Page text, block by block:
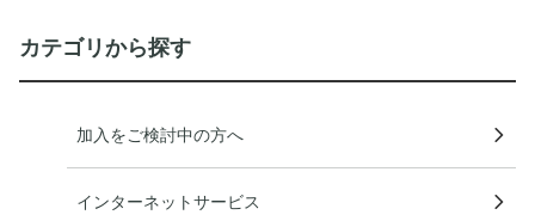
カテゴリから探す
加入をご検討中の方へ
インターネットサービス